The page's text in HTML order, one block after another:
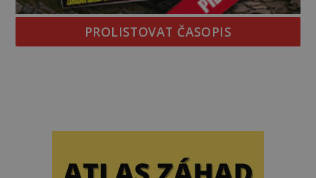
PROLISTOVAT ČASOPIS